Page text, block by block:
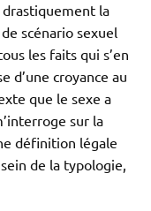
la
scénario sexuel
les faits qui s’en
d’une croyance au
que le sexe a
sur la
définition légale
de la typologie,